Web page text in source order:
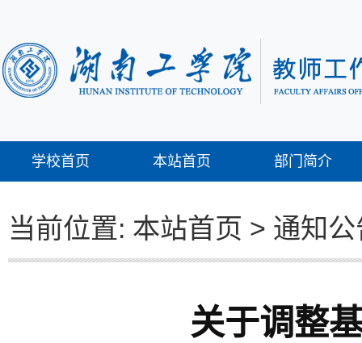
学校首页 本站首页 部门简介
当前位置: 本站首页 > 通知公
关于调整